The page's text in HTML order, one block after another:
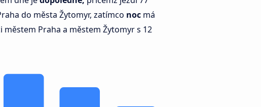
do města Žytomyr, zatímco noc má
městem Praha a městem Žytomyr s 12